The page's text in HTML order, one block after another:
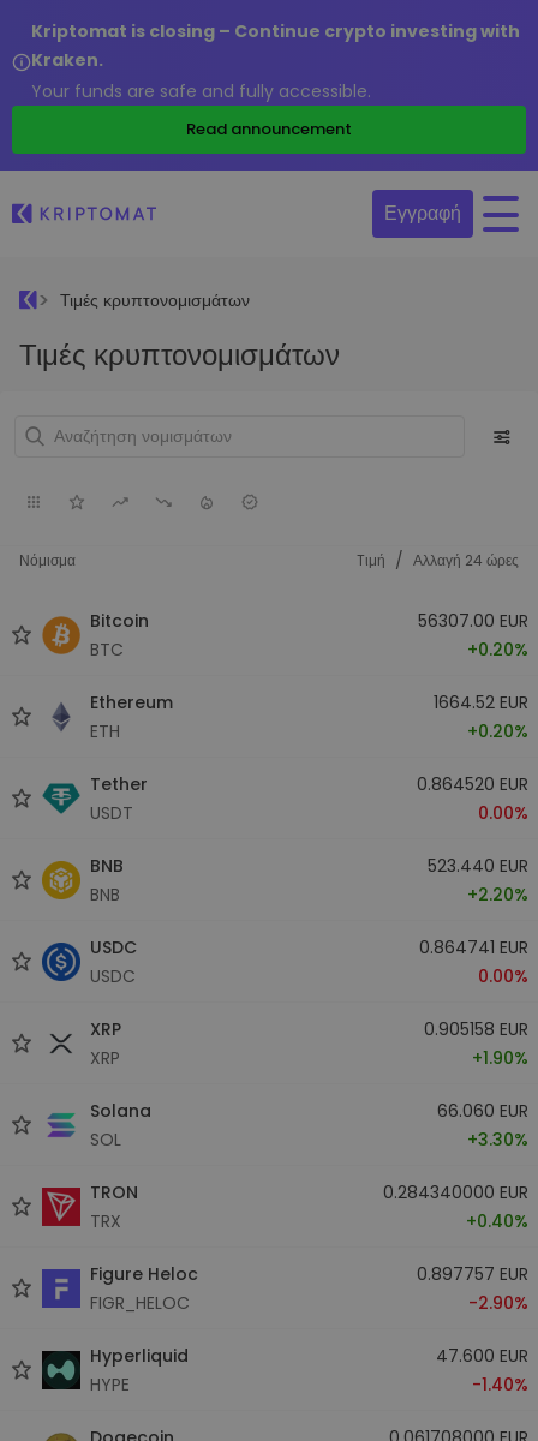
Kriptomat is closing – Continue crypto investing with
Kraken.
Your funds are safe and fully accessible.
Read announcement
Εγγραφή
Τιμές κρυπτονομισμάτων
Τιμές κρυπτονομισμάτων
Νόμισμα Tιμή / Αλλαγή 24 ώρες
Bitcoin
BTC
56307.00 EUR
+0.20%
Ethereum
ETH
1664.52 EUR
+0.20%
Tether
USDT
0.864520 EUR
0.00%
BNB
BNB
523.440 EUR
+2.20%
USDC
USDC
0.864741 EUR
0.00%
XRP
XRP
0.905158 EUR
+1.90%
Solana
SOL
66.060 EUR
+3.30%
TRON
TRX
0.284340000 EUR
+0.40%
Figure Heloc
FIGR_HELOC
0.897757 EUR
-2.90%
Hyperliquid
HYPE
47.600 EUR
-1.40%